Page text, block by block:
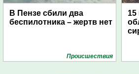
В Пензе сбили два
беспилотника – жертв нет
Проиcшествия
15